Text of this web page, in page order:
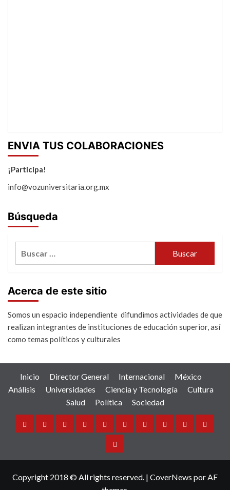
ENVIA TUS COLABORACIONES
¡Participa!
info@vozuniversitaria.org.mx
Búsqueda
Acerca de este sitio
Somos un espacio independiente difundimos actividades de que
realizan integrantes de instituciones de educación superior, así
como temas políticos y culturales
Inicio Director General Internacional
México
Análisis
Universidades Ciencia y Tecnología
Cultura
Salud
Política Sociedad
Inicio DirectorInternacional
MéxicoAnálisisUniversidades
CienciaCulturaSalud Política
Sociedad
Copyright 2018 © All rights reserved. | CoverNews por AF